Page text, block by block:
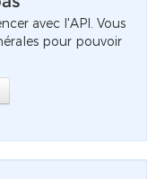
avec l'API. Vous
pour pouvoir